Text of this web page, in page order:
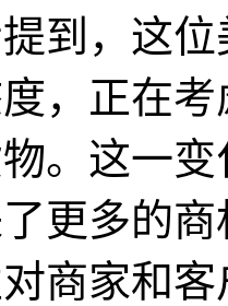
到，这
，正在
。这一
更多的
商家和